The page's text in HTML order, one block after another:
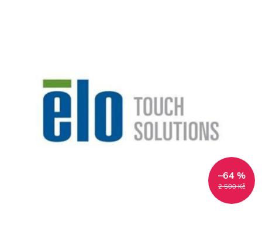
2 500 Kč
–64 %